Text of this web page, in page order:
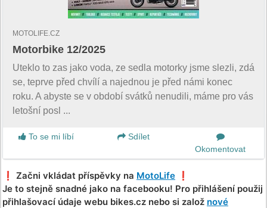
MOTOLIFE.CZ
Motorbike 12/2025
Uteklo to zas jako voda, ze sedla motorky jsme slezli, zdá
se, teprve před chvílí a najednou je před námi konec
roku. A abyste se v období svátků nenudili, máme pro vás
letošní posl ...
To se mi líbí
Sdílet
Okomentovat
❗️ Začni vkládat příspěvky na MotoLife ❗️
Je to stejně snadné jako na facebooku! Pro přihlášení použij
přihlašovací údaje webu bikes.cz nebo si založ nové